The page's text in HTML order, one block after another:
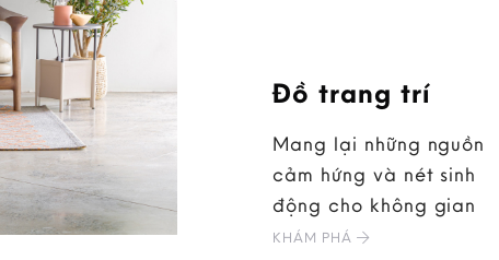
Đồ trang trí
Mang lại những nguồn
cảm hứng và nét sinh
động cho không gian
KHÁM PHÁ